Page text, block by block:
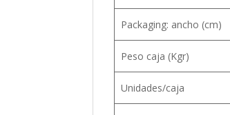
Packaging: ancho (cm)
Peso caja (Kgr)
Unidades/caja